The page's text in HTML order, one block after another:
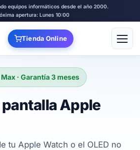
equipos informáticos desde el año 2000.
apertura: Lunes 10:00
Tienda Online Abrir
· Garantía 3 meses
Apple
tu Apple Watch o el OLED no